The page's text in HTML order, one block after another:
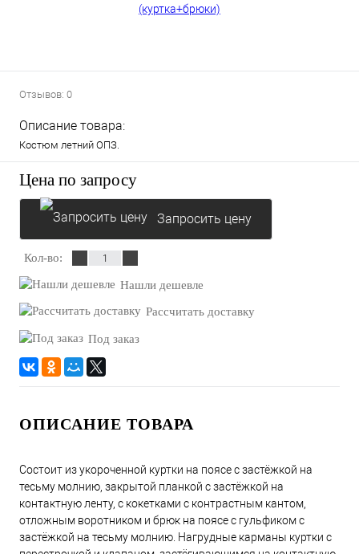
Отзывов: 0
Описание товара:
Костюм летний ОПЗ.
Цена по запросу
Запросить цену
Кол-во:
Нашли дешевле
Рассчитать доставку
Под заказ
ОПИСАНИЕ ТОВАРА
Состоит из укороченной куртки на поясе с застёжкой на
тесьму молнию, закрытой планкой с застёжкой на
контактную ленту, с кокетками с контрастным кантом,
отложным воротником и брюк на поясе с гульфиком с
застёжкой на тесьму молнию. Нагрудные карманы куртки с